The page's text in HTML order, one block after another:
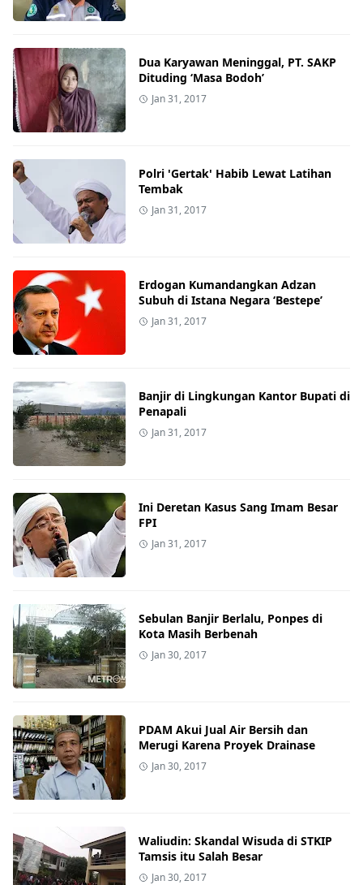
Dua Karyawan Meninggal, PT. SAKP
Dituding ‘Masa Bodoh’
Jan 31, 2017
Polri 'Gertak' Habib Lewat Latihan
Tembak
Jan 31, 2017
Erdogan Kumandangkan Adzan
Subuh di Istana Negara ‘Bestepe’
Jan 31, 2017
Banjir di Lingkungan Kantor Bupati di
Penapali
Jan 31, 2017
Ini Deretan Kasus Sang Imam Besar
FPI
Jan 31, 2017
Sebulan Banjir Berlalu, Ponpes di
Kota Masih Berbenah
Jan 30, 2017
PDAM Akui Jual Air Bersih dan
Merugi Karena Proyek Drainase
Jan 30, 2017
Waliudin: Skandal Wisuda di STKIP
Tamsis itu Salah Besar
Jan 30, 2017